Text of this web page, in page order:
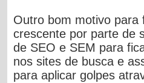
Outro bom motivo para
crescente por parte de
de SEO e SEM para
nos sites de busca e
para aplicar golpes